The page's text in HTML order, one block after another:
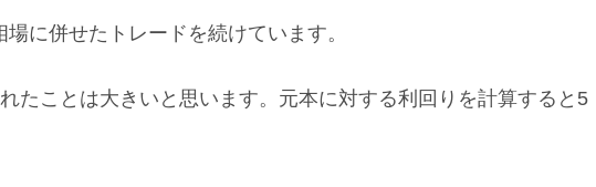
に併せたトレードを続けています。
たことは大きいと思います。元本に対する利回りを計算すると5